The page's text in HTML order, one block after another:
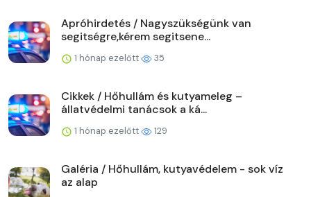
Apróhirdetés / Nagyszükségünk van
segitségre,kérem segitsene...
1 hónap ezelőtt 35
Cikkek / Hőhullám és kutyameleg –
állatvédelmi tanácsok a ká...
1 hónap ezelőtt 129
Galéria / Hőhullám, kutyavédelem - sok víz
az alap